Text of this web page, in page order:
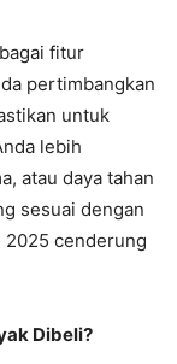
fitur
pertimbangkan
untuk
lebih
atau daya tahan
sesuai dengan
2025 cenderung
Dibeli?